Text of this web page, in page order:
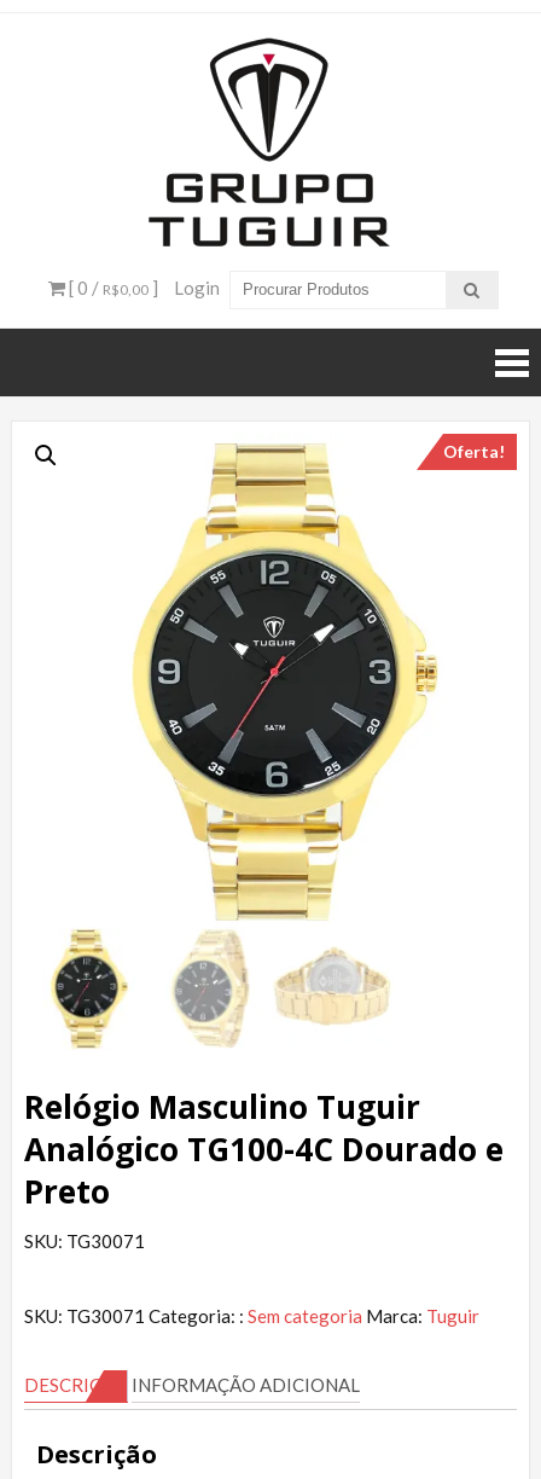
– Grupo
Tuguir
[ 0 / R$0,00 ] Login
Oferta!
Relógio Masculino Tuguir
Analógico TG100-4C Dourado e
Preto
SKU: TG30071
SKU: TG30071 Categoria: : Sem categoria Marca: Tuguir
DESCRIÇÃO INFORMAÇÃO ADICIONAL
Descrição